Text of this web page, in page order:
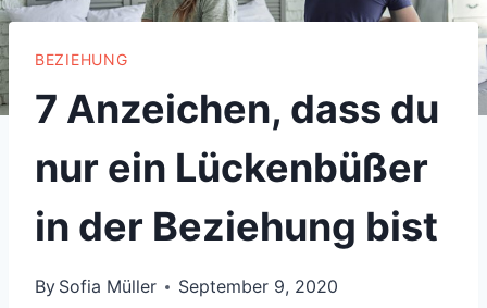
BEZIEHUNG
7 Anzeichen, dass du
nur ein Lückenbüßer
in der Beziehung bist
By Sofia Müller September 9, 2020